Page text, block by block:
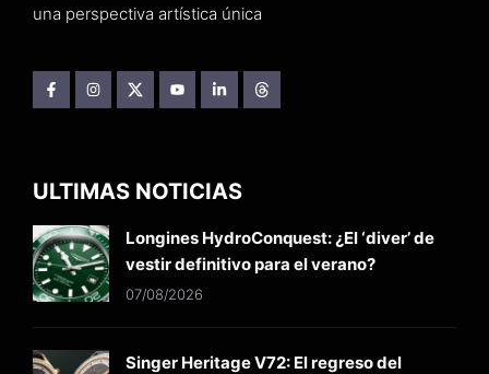
una perspectiva artística única
ULTIMAS NOTICIAS
Longines HydroConquest: ¿El ‘diver’ de
vestir definitivo para el verano?
07/08/2026
Singer Heritage V72: El regreso del